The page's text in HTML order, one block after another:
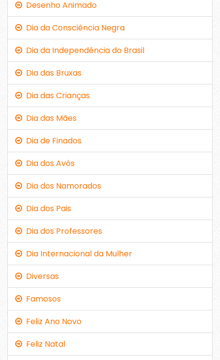
Desenho Animado
Dia da Consciência Negra
Dia da Independência do Brasil
Dia das Bruxas
Dia das Crianças
Dia das Mães
Dia de Finados
Dia dos Avós
Dia dos Namorados
Dia dos Pais
Dia dos Professores
Dia Internacional da Mulher
Diversas
Famosos
Feliz Ano Novo
Feliz Natal